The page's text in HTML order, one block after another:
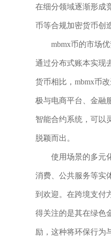
在细分领域逐渐形成
币等合规加密货币创
mbmx币的市场
通过分布式账本实现
货币相比，mbmx币
极与电商平台、金融
智能合约系统，可以
脱颖而出。
使用场景的多元
消费、公共服务等实
到欢迎。在跨境支付
得关注的是其在绿色
励，这种将环保行为